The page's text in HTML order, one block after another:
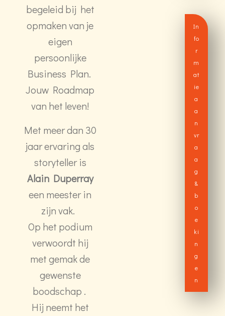
begeleid bij het
opmaken van je
eigen
persoonlijke
Business Plan.
Jouw Roadmap
van het leven!
Met meer dan 30
jaar ervaring als
storyteller is
Alain Duperray
een meester in
zijn vak.
Op het podium
verwoordt hij
met gemak de
gewenste
boodschap .
Hij neemt het
In
fo
r
m
at
ie
a
a
n
vr
a
a
g
&
b
o
e
ki
n
g
e
n